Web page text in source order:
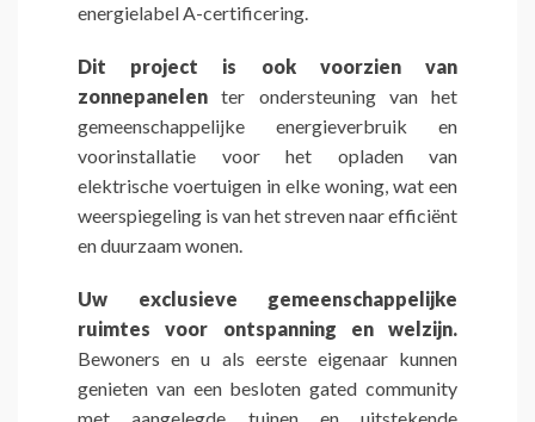
energielabel A-certificering.
Dit project is ook voorzien van
zonnepanelen ter ondersteuning van het
gemeenschappelijke energieverbruik en
voorinstallatie voor het opladen van
elektrische voertuigen in elke woning, wat een
weerspiegeling is van het streven naar efficiënt
en duurzaam wonen.
Uw exclusieve gemeenschappelijke
ruimtes voor ontspanning en welzijn.
Bewoners en u als eerste eigenaar kunnen
genieten van een besloten gated community